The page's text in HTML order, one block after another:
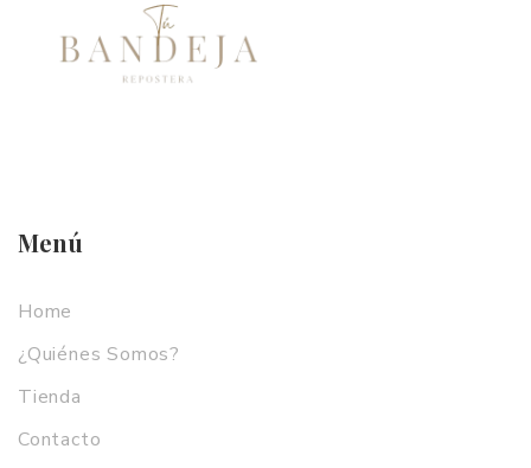
Menú
Home
¿Quiénes Somos?
Tienda
Contacto